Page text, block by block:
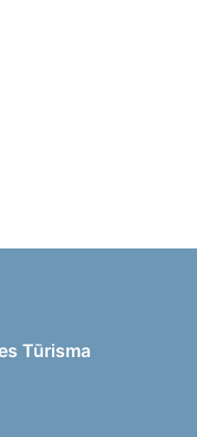
Tūrisma